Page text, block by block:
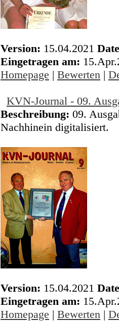
Version: 15.04.2021
Eingetragen am:
Homepage | Bewerten |
KVN-Journal - 09.
Beschreibung: 09.
Nachhinein digitalisiert.
Version: 15.04.2021
Eingetragen am:
Homepage | Bewerten |